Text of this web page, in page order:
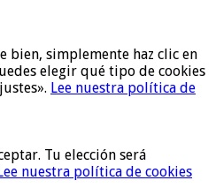
bien, simplemente haz clic en
elegir qué tipo de cookies
Lee nuestra política de
Tu elección será
nuestra política de cookies